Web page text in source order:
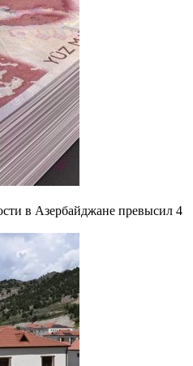
в Азербайджане превысил 4